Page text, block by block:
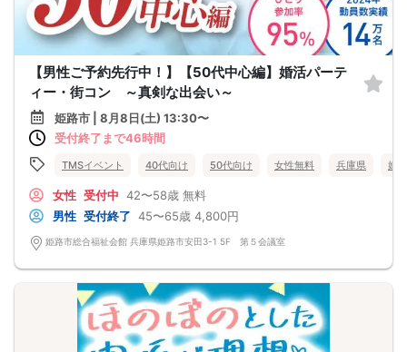
【男性ご予約先行中！】【50代中心編】婚活パーテ
ィー・街コン ～真剣な出会い～
姫路市 | 8月8日(土) 13:30〜
受付終了まで46時間
TMSイベント 40代向け 50代向け 女性無料 兵庫県 姫
女性 受付中 42〜58歳 無料
男性 受付終了 45〜65歳 4,800円
姫路市総合福祉会館 兵庫県姫路市安田3-1 5F 第５会議室